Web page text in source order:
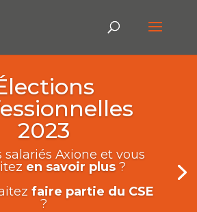
2023
salariés Axione et vous
en savoir plus?
faire partie du CSE
?